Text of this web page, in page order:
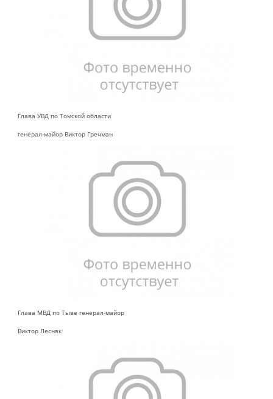
Глава УВД по Томской области
генерал-майор Виктор Гречман
Глава МВД по Тыве генерал-майор
Виктор Лесняк